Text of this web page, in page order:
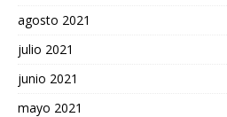
agosto 2021
julio 2021
junio 2021
mayo 2021